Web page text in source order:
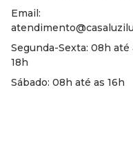
Email:
Segunda-Sexta: 08h até
18h
Sábado: 08h até as 16h